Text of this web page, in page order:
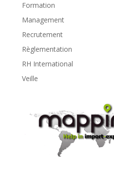
Formation
Management
Recrutement
Règlementation
RH International
Veille